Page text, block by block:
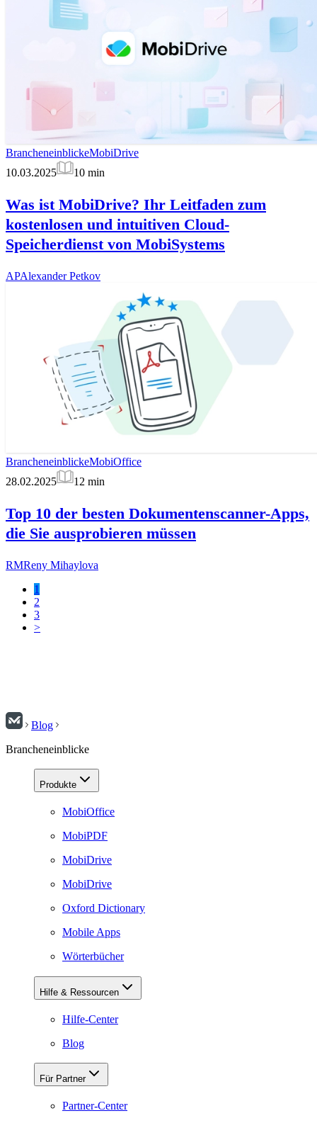
BrancheneinblickeMobiDrive
10.03.2025
10 min
Was ist MobiDrive? Ihr Leitfaden zum
kostenlosen und intuitiven Cloud-
Speicherdienst von MobiSystems
APAlexander Petkov
BrancheneinblickeMobiOffice
28.02.2025
12 min
Top 10 der besten Dokumentenscanner-Apps,
die Sie ausprobieren müssen
RMReny Mihaylova
1
2
3
>
Blog
Brancheneinblicke
Produkte
MobiOffice
MobiPDF
MobiDrive
MobiDrive
Oxford Dictionary
Mobile Apps
Wörterbücher
Hilfe & Ressourcen
Hilfe-Center
Blog
Für Partner
Partner-Center